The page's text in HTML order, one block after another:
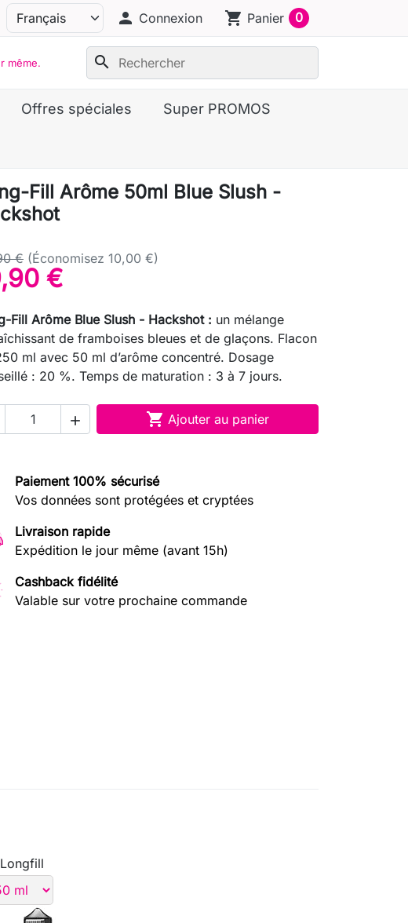
person Connexion shopping_cart Panier 0
même. search
Offres spéciales Super PROMOS
Fill Arôme 50ml Blue Slush -
€ (Économisez 10,00 €)
€
Fill Arôme Blue Slush - Hackshot : un mélange
de framboises bleues et de glaçons. Flacon
ml avec 50 ml d’arôme concentré. Dosage
: 20 %. Temps de maturation : 3 à 7 jours.
  Ajouter au panier
Paiement 100% sécurisé
Vos données sont protégées et cryptées
Livraison rapide
Expédition le jour même (avant 15h)
Cashback fidélité
Valable sur votre prochaine commande
Longfill